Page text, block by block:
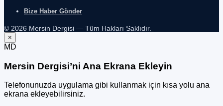
Bize Haber Gönder
© 2026 Mersin Dergisi — Tüm Hakları Saklıdır.
×
MD
Mersin Dergisi’ni Ana Ekrana Ekleyin
Telefonunuzda uygulama gibi kullanmak için kısa yolu ana
ekrana ekleyebilirsiniz.